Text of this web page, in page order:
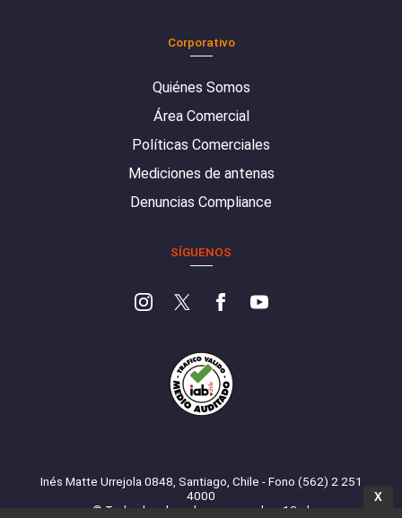
Corporativo
Quiénes Somos
Área Comercial
Políticas Comerciales
Mediciones de antenas
Denuncias Compliance
SÍGUENOS
Inés Matte Urrejola 0848, Santiago, Chile - Fono (562) 2 251
4000
© Todos los derechos reservados. 13.cl
X